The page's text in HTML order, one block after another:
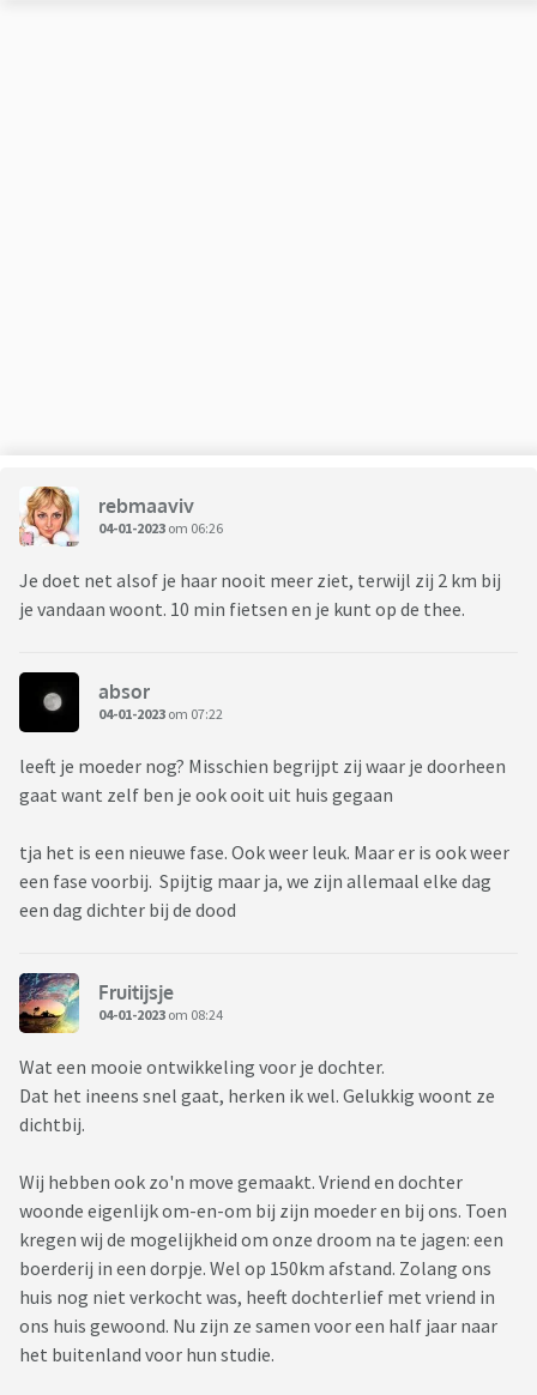
rebmaaviv
04-01-2023 om 06:26
Je doet net alsof je haar nooit meer ziet, terwijl zij 2 km bij
je vandaan woont. 10 min fietsen en je kunt op de thee.
absor
04-01-2023 om 07:22
leeft je moeder nog? Misschien begrijpt zij waar je doorheen
gaat want zelf ben je ook ooit uit huis gegaan
tja het is een nieuwe fase. Ook weer leuk. Maar er is ook weer
een fase voorbij. Spijtig maar ja, we zijn allemaal elke dag
een dag dichter bij de dood
Fruitijsje
04-01-2023 om 08:24
Wat een mooie ontwikkeling voor je dochter.
Dat het ineens snel gaat, herken ik wel. Gelukkig woont ze
dichtbij.
Wij hebben ook zo'n move gemaakt. Vriend en dochter
woonde eigenlijk om-en-om bij zijn moeder en bij ons. Toen
kregen wij de mogelijkheid om onze droom na te jagen: een
boerderij in een dorpje. Wel op 150km afstand. Zolang ons
huis nog niet verkocht was, heeft dochterlief met vriend in
ons huis gewoond. Nu zijn ze samen voor een half jaar naar
het buitenland voor hun studie.